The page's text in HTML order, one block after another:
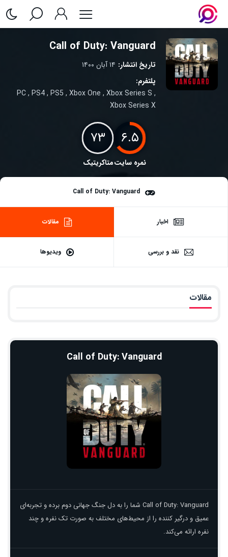
Call of Duty: Vanguard
تاریخ انتشار: ۱۴ آبان ۱۴۰۰
پلتفرم:
PC, PS4, PS5 , Xbox One , Xbox Series S ,
Xbox Series X
۶.۵
نمره سایت
۷۳
متاکریتیک
Call of Duty: Vanguard
اخبار مقالات
نقد و بررسی ویدیوها
مقالات
Call of Duty: Vanguard
Call of Duty: Vanguard شما را به دل جنگ جهانی دوم برده و تجربه‌ای
عمیق و درگیر کننده را از محیط‌های مختلف به صورت تک نفره و چند
نفره ارائه می‌کند.